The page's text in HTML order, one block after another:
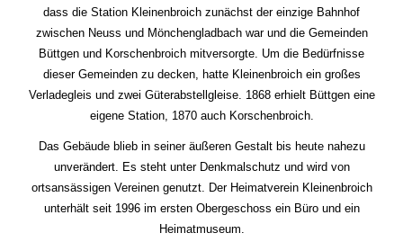
dass die Station Kleinenbroich zunächst der einzige Bahnhof
zwischen Neuss und Mönchengladbach war und die Gemeinden
Büttgen und Korschenbroich mitversorgte. Um die Bedürfnisse
dieser Gemeinden zu decken, hatte Kleinenbroich ein großes
Verladegleis und zwei Güterabstellgleise. 1868 erhielt Büttgen eine
eigene Station, 1870 auch Korschenbroich.
Das Gebäude blieb in seiner äußeren Gestalt bis heute nahezu
unverändert. Es steht unter Denkmalschutz und wird von
ortsansässigen Vereinen genutzt. Der Heimatverein Kleinenbroich
unterhält seit 1996 im ersten Obergeschoss ein Büro und ein
Heimatmuseum.